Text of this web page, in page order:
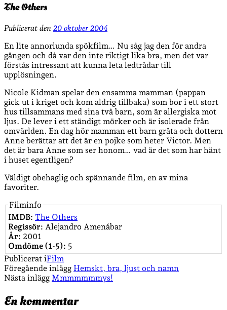
The Others
Publicerat den 20 oktober 2004
En lite annorlunda spökfilm… Nu såg jag den för andra
gången och då var den inte riktigt lika bra, men det var
förstås intressant att kunna leta ledtrådar till
upplösningen.
Nicole Kidman spelar den ensamma mamman (pappan
gick ut i kriget och kom aldrig tillbaka) som bor i ett stort
hus tillsammans med sina två barn, som är allergiska mot
ljus. De lever i ett ständigt mörker och är isolerade från
omvärlden. En dag hör mamman ett barn gråta och dottern
Anne berättar att det är en pojke som heter Victor. Men
det är bara Anne som ser honom… vad är det som har hänt
i huset egentligen?
Väldigt obehaglig och spännande film, en av mina
favoriter.
Filminfo
IMDB: The Others
Regissör: Alejandro Amenábar
År: 2001
Omdöme (1-5): 5
Publicerat iFilm
Föregående inlägg Hemskt, bra, ljust och namn
Nästa inlägg Mmmmmmmys!
En kommentar